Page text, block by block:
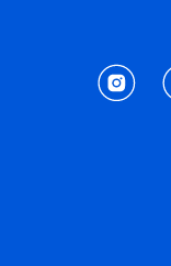
instagram